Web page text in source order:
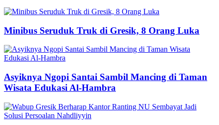
Minibus Seruduk Truk di Gresik, 8 Orang Luka
Asyiknya Ngopi Santai Sambil Mancing di Taman
Wisata Edukasi Al-Hambra